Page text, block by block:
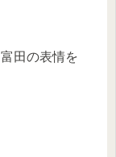
田の表情を